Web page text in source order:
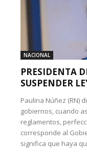
NACIONAL
PRESIDENTA
SUSPENDER
Paulina Núñez (RN)
gobiernos, cuando
reglamentos,
corresponde al
significa que haya